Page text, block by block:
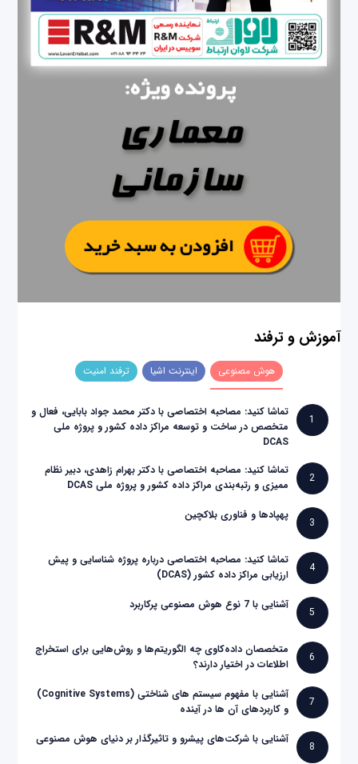
آموزش و ترفند
هوش مصنوعی اینترنت اشیا ترفند امنیت
1
تماشا کنید: مصاحبه اختصاصی با دکتر محمد جواد بابایی، فعال و
متخصص در ساخت و توسعه مراکز داده کشور و پروژه ملی
DCAS
2
تماشا کنید: مصاحبه اختصاصی با دکتر بهرام زاهدی، دبیر نظام
ممیزی و رتبه‌بندی مراکز داده کشور و پروژه ملی DCAS
3
پهپادها و فناوری بلاکچین
4
تماشا کنید: مصاحبه اختصاصی درباره پروژه شناسایی و پیش
ارزیابی مراکز داده کشور (DCAS)
5
آشنایی با 7 نوع هوش مصنوعی پرکاربرد
6
متخصصان داده‌کاوی چه الگوریتم‌ها و روش‌هایی برای استخراج
اطلاعات در اختیار دارند؟
7
آشنایی با مفهوم سیستم های شناختی (Cognitive Systems)
و کاربردهای آن ها در آینده
8
آشنایی با شرکت‌های پیشرو و تاثیرگذار بر دنیای هوش مصنوعی